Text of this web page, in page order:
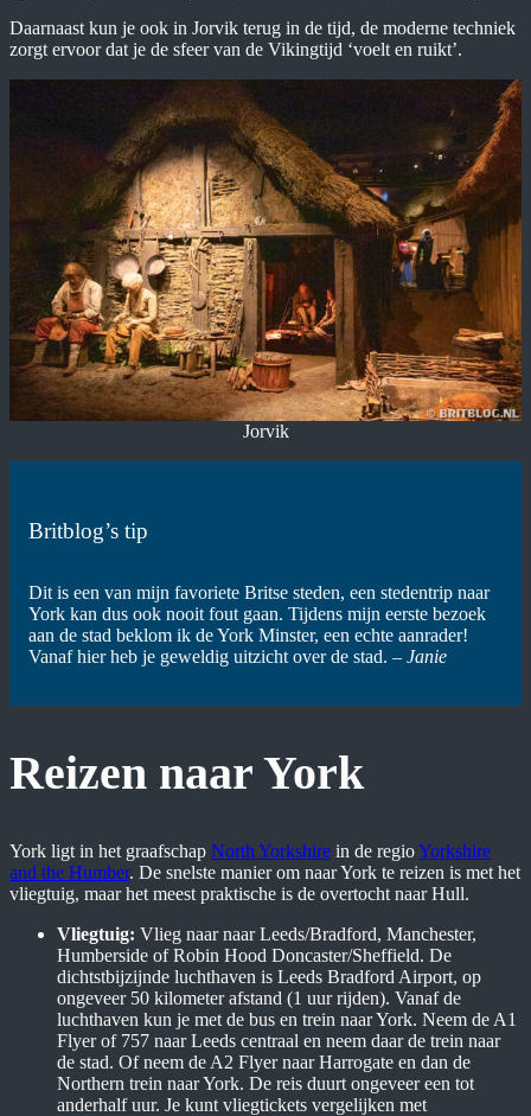
Daarnaast kun je ook in Jorvik terug in de tijd, de moderne techniek
zorgt ervoor dat je de sfeer van de Vikingtijd ‘voelt en ruikt’.
Jorvik
Britblog’s tip
Dit is een van mijn favoriete Britse steden, een stedentrip naar
York kan dus ook nooit fout gaan. Tijdens mijn eerste bezoek
aan de stad beklom ik de York Minster, een echte aanrader!
Vanaf hier heb je geweldig uitzicht over de stad. – Janie
Reizen naar York
York ligt in het graafschap North Yorkshire in de regioYorkshire
and the Humber. De snelste manier om naar York te reizen is met het
vliegtuig, maar het meest praktische is de overtocht naar Hull.
Vliegtuig: Vlieg naar naar Leeds/Bradford, Manchester,
Humberside of Robin Hood Doncaster/Sheffield. De
dichtstbijzijnde luchthaven is Leeds Bradford Airport, op
ongeveer 50 kilometer afstand (1 uur rijden). Vanaf de
luchthaven kun je met de bus en trein naar York. Neem de A1
Flyer of 757 naar Leeds centraal en neem daar de trein naar
de stad. Of neem de A2 Flyer naar Harrogate en dan de
Northern trein naar York. De reis duurt ongeveer een tot
anderhalf uur. Je kunt vliegtickets vergelijken met